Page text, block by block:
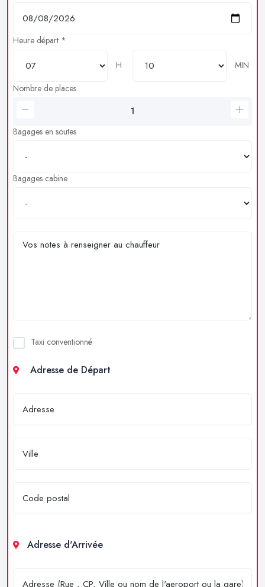
Heure départ *
H
MIN
Nombre de places
Bagages en soutes
Bagages cabine
Taxi conventionné
Adresse de Départ
Adresse d'Arrivée